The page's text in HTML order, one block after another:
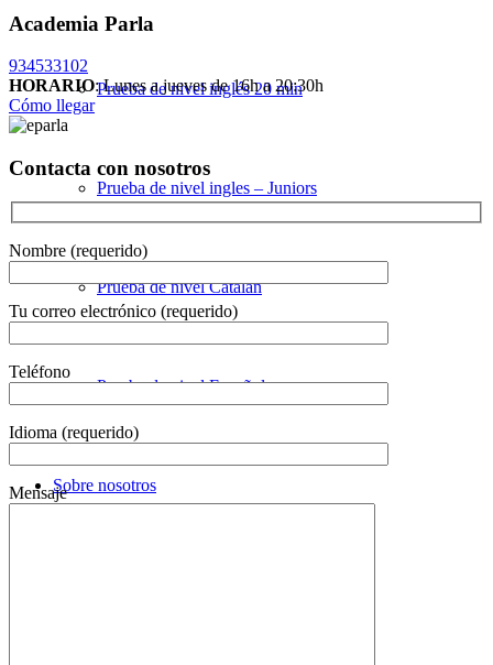
Prueba de nivel inglés 20 min
Prueba de nivel ingles – Juniors
Prueba de nivel Catalán
Prueba de nivel Español
Sobre nosotros
Academia Parla
934533102
HORARIO: Lunes a jueves de 16h a 20:30h
Cómo llegar
Contacta con nosotros
Nombre (requerido)
Tu correo electrónico (requerido)
Teléfono
Idioma (requerido)
Mensaje